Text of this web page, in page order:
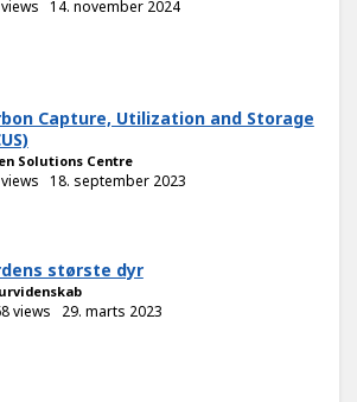
14. november 2024
Capture, Utilization and Storage
Solutions Centre
18. september 2023
største dyr
views 29. marts 2023